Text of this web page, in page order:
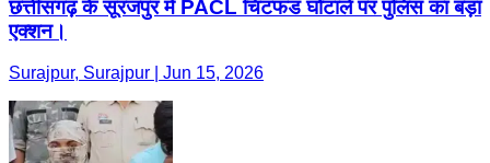
छत्तीसगढ़ के सूरजपुर में PACL चिटफंड घोटाले पर पुलिस का बड़ा
एक्शन।
Surajpur, Surajpur | Jun 15, 2026